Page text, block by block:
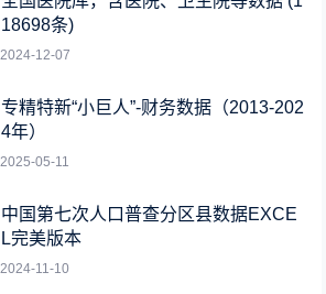
18698条)
2024-12-07
专精特新“小巨人”-财务数据（2013-202
4年）
2025-05-11
中国第七次人口普查分区县数据EXCE
L完美版本
2024-11-10